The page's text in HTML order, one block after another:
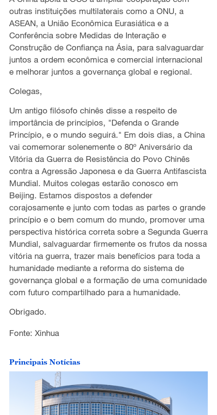
outras instituições multilaterais como a ONU, a
ASEAN, a União Econômica Eurasiática e a
Conferência sobre Medidas de Interação e
Construção de Confiança na Ásia, para salvaguardar
juntos a ordem econômica e comercial internacional
e melhorar juntos a governança global e regional.
Colegas,
Um antigo filósofo chinês disse a respeito de
importância de princípios, "Defenda o Grande
Princípio, e o mundo seguirá." Em dois dias, a China
vai comemorar solenemente o 80º Aniversário da
Vitória da Guerra de Resistência do Povo Chinês
contra a Agressão Japonesa e da Guerra Antifascista
Mundial. Muitos colegas estarão conosco em
Beijing. Estamos dispostos a defender
corajosamente e junto com todas as partes o grande
princípio e o bem comum do mundo, promover uma
perspectiva histórica correta sobre a Segunda Guerra
Mundial, salvaguardar firmemente os frutos da nossa
vitória na guerra, trazer mais benefícios para toda a
humanidade mediante a reforma do sistema de
governança global e a formação de uma comunidade
com futuro compartilhado para a humanidade.
Obrigado.
Fonte: Xinhua
Principais Notícias